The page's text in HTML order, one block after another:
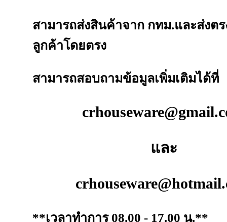
สามารถส่งสินค้าจาก กทม.และส่งตร
ลูกค้าโดยตรง
สามารถสอบถามข้อมูลเพิ่มเติมได้ที่
และ
**เวลาทำการ 08.00 - 17.00 น.**